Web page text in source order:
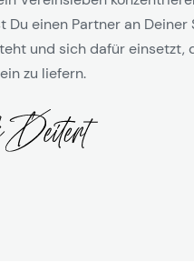
Du einen Partner an Deiner
und sich dafür einsetzt,
zu liefern.